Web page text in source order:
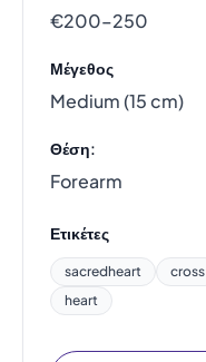
€200–250
Μέγεθος
Medium (15 cm)
Θέση:
Forearm
Ετικέτες
sacredheart cross
heart